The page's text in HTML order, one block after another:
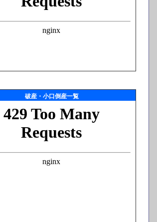
破産・小口倒産一覧